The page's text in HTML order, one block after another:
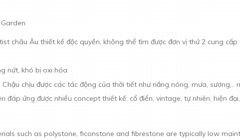
châu Âu thiết kế độc quyền, không thể tìm được đơn vị thứ 2 cung
nứt, khó bị oxi hóa
chịu được các tác động của thời tiết như nắng nóng, mưa, sương,..
đáp ứng được nhiều concept thiết kế: cổ điển, vintage, tự nhiên, hiện
such as polystone, ficonstone and fibrestone are typically low